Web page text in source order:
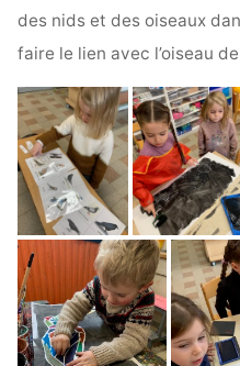
des nids et des oiseaux
faire le lien avec l’oiseau